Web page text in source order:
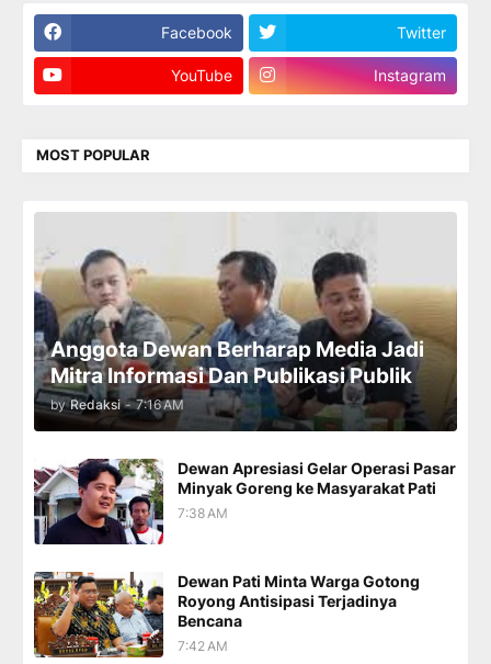
Facebook Twitter
YouTube Instagram
MOST POPULAR
Anggota Dewan Berharap Media Jadi
Mitra Informasi Dan Publikasi Publik
by Redaksi - 7:16 AM
Dewan Apresiasi Gelar Operasi Pasar
Minyak Goreng ke Masyarakat Pati
7:38 AM
Dewan Pati Minta Warga Gotong
Royong Antisipasi Terjadinya
Bencana
7:42 AM